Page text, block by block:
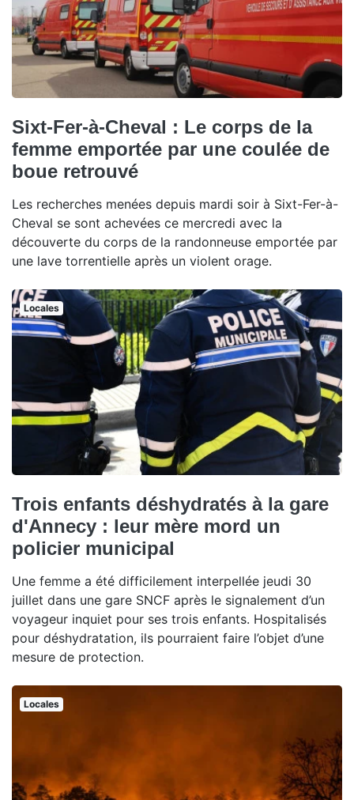
Sixt-Fer-à-Cheval : Le corps de la
femme emportée par une coulée de
boue retrouvé
Les recherches menées depuis mardi soir à Sixt-Fer-à-
Cheval se sont achevées ce mercredi avec la
découverte du corps de la randonneuse emportée par
une lave torrentielle après un violent orage.
Locales
Trois enfants déshydratés à la gare
d'Annecy : leur mère mord un
policier municipal
Une femme a été difficilement interpellée jeudi 30
juillet dans une gare SNCF après le signalement d’un
voyageur inquiet pour ses trois enfants. Hospitalisés
pour déshydratation, ils pourraient faire l’objet d’une
mesure de protection.
Locales